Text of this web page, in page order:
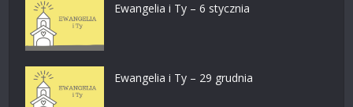
Ewangelia i Ty – 6 stycznia
Ewangelia i Ty – 29 grudnia